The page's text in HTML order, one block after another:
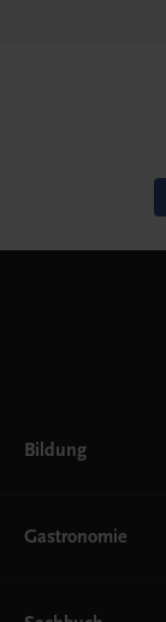
Bildung
AHS
EWF/ZWF
Gastronomie